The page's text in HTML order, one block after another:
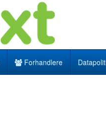
Forhandlere